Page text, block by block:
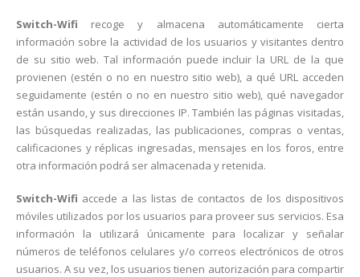
Switch-Wifi recoge y almacena automáticamente cierta
información sobre la actividad de los usuarios y visitantes dentro
de su sitio web. Tal información puede incluir la URL de la que
provienen (estén o no en nuestro sitio web), a qué URL acceden
seguidamente (estén o no en nuestro sitio web), qué navegador
están usando, y sus direcciones IP. También las páginas visitadas,
las búsquedas realizadas, las publicaciones, compras o ventas,
calificaciones y réplicas ingresadas, mensajes en los foros, entre
otra información podrá ser almacenada y retenida.
Switch-Wifi accede a las listas de contactos de los dispositivos
móviles utilizados por los usuarios para proveer sus servicios. Esa
información la utilizará únicamente para localizar y señalar
números de teléfonos celulares y/o correos electrónicos de otros
usuarios. A su vez, los usuarios tienen autorización para compartir